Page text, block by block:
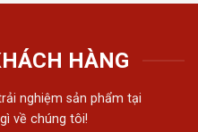
HÀNG
nghiệm sản phẩm tại
về chúng tôi!